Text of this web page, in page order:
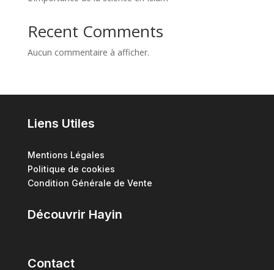
Recent Comments
Aucun commentaire à afficher.
Liens Utiles
Mentions Légales
Politique de cookies
Condition Générale de Vente
Découvrir Hayin
Contact